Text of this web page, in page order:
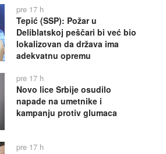
pre 17 h
Tepić (SSP): Požar u
Deliblatskoj peščari bi već bio
lokalizovan da država ima
adekvatnu opremu
pre 17 h
Novo lice Srbije osudilo
napade na umetnike i
kampanju protiv glumaca
pre 17 h